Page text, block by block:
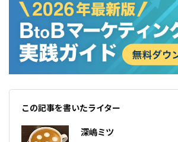
この記事を書いたライター
深嶋ミツ